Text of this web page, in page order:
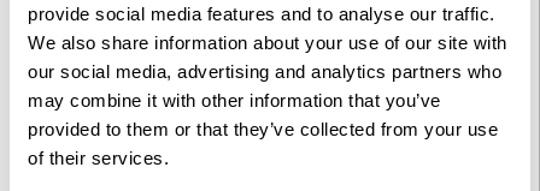
provide social media features and to analyse our traffic.
We also share information about your use of our site with
our social media, advertising and analytics partners who
may combine it with other information that you’ve
provided to them or that they’ve collected from your use
of their services.
För att ge en så tydlig bild som möjligt kan vissa bilder vara
skapade eller förbättrade med hjälp av AI.
Specifikationer